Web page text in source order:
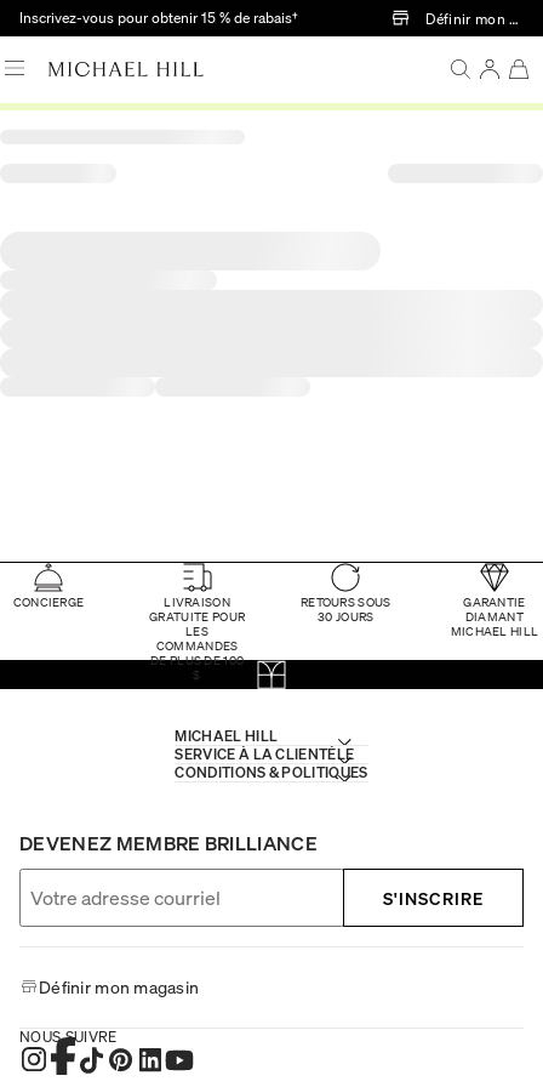
Passer au contenu principal
Inscrivez-vous pour obtenir 15 % de rabais† Définir mon
CONCIERGE
LIVRAISON
GRATUITE POUR
LES
COMMANDES
DE PLUS DE 100
$
RETOURS SOUS
30 JOURS
GARANTIE
DIAMANT
MICHAEL HILL
MICHAEL HILL
SERVICE À LA CLIENTÈLE
CONDITIONS & POLITIQUES
DEVENEZ MEMBRE BRILLIANCE
S'INSCRIRE
Définir mon magasin
NOUS SUIVRE